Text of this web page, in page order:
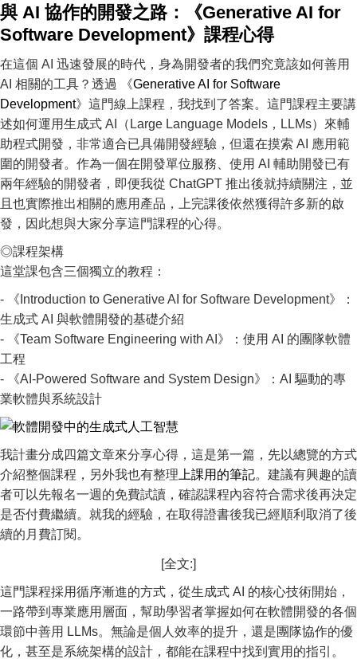
與 AI 協作的開發之路：《Generative AI for
Software Development》課程心得
在這個 AI 迅速發展的時代，身為開發者的我們究竟該如何善用
AI 相關的工具？透過 《Generative AI for Software
Development》這門線上課程，我找到了答案。這門課程主要講
述如何運用生成式 AI（Large Language Models，LLMs）來輔
助程式開發，非常適合已具備開發經驗，但還在摸索 AI 應用範
圍的開發者。作為一個在開發單位服務、使用 AI 輔助開發已有
兩年經驗的開發者，即便我從 ChatGPT 推出後就持續關注，並
且也實際推出相關的應用產品，上完課後依然獲得許多新的啟
發，因此想與大家分享這門課程的心得。
◎課程架構
這堂課包含三個獨立的教程：
- 《Introduction to Generative AI for Software Development》：
生成式 AI 與軟體開發的基礎介紹
- 《Team Software Engineering with AI》：使用 AI 的團隊軟體
工程
- 《AI-Powered Software and System Design》：AI 驅動的專
業軟體與系統設計
我計畫分成四篇文章來分享心得，這是第一篇，先以總覽的方式
介紹整個課程，另外我也有整理 上課用的筆記。建議有興趣的讀
者可以先報名一週的免費試讀，確認課程內容符合需求後再決定
是否付費繼續。就我的經驗，在取得證書後我已經順利取消了後
續的月費訂閱。
[全文:]
這門課程採用循序漸進的方式，從生成式 AI 的核心技術開始，
一路帶到專業應用層面，幫助學習者掌握如何在軟體開發的各個
環節中善用 LLMs。無論是個人效率的提升，還是團隊協作的優
化，甚至是系統架構的設計，都能在課程中找到實用的指引。